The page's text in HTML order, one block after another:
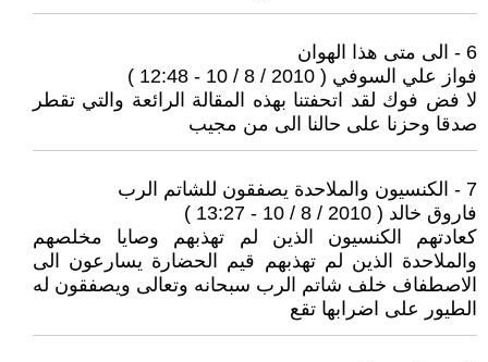
6 - الى متى هذا الهوان
فواز علي السوفي ( 2010 / 8 / 10 - 12:48 )
لا فض فوك لقد اتحفتنا بهذه المقالة الرائعة والتي تقطر
صدقا وحزنا على حالنا الى من مجيب
7 - الكنسيون والملاحدة يصفقون للشاتم الرب
فاروق خالد ( 2010 / 8 / 10 - 13:27 )
كعادتهم الكنسيون الذين لم تهذبهم وصايا مخلصهم
والملاحدة الذين لم تهذبهم قيم الحضارة يسارعون الى
الاصطفاف خلف شاتم الرب سبحانه وتعالى ويصفقون له
الطيور على اضرابها تقع